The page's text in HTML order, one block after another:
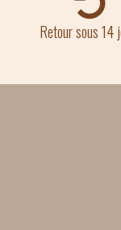
Retour sous 14